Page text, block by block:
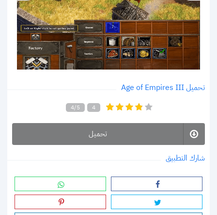
تحميل Age of Empires III
4/5 4
تحميل
شارك التطبيق